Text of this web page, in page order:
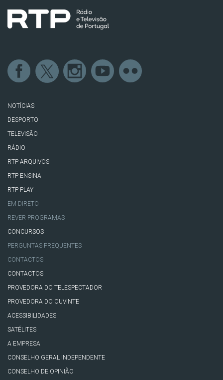
NOTÍCIAS
DESPORTO
TELEVISÃO
RÁDIO
RTP ARQUIVOS
RTP ENSINA
RTP PLAY
EM DIRETO
REVER PROGRAMAS
CONCURSOS
PERGUNTAS FREQUENTES
CONTACTOS
CONTACTOS
PROVEDORA DO TELESPECTADOR
PROVEDORA DO OUVINTE
ACESSIBILIDADES
SATÉLITES
A EMPRESA
CONSELHO GERAL INDEPENDENTE
CONSELHO DE OPINIÃO